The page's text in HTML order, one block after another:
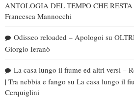
ANTOLOGIA DEL TEMPO CHE RESTA
Francesca Mannocchi
Odisseo reloaded – Apologoi su
Giorgio Ieranò
La casa lungo il fiume ed altri versi –
| Tra nebbia e fango su La casa lungo il
Cerquiglini